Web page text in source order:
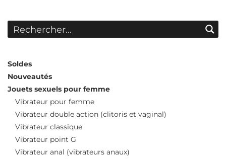
Soldes
Nouveautés
Jouets sexuels pour femme
Vibrateur pour femme
Vibrateur double action (clitoris et vaginal)
Vibrateur classique
Vibrateur point G
Vibrateur anal (vibrateurs anaux)